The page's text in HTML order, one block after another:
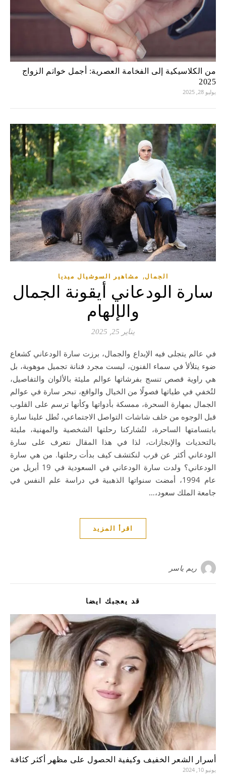
من الكلاسيكية إلى الفخامة العصرية: أجمل خواتم الزواج
2025
يوليو 28, 2025
الجمال, مشاهير السوشيال ميديا
سارة الودعاني أيقونة الجمال
والإلهام
يناير 25, 2025
في عالم يتجلى فيه الإبداع والجمال، برزت سارة الودعاني كشعاع
ضوء يتلألأ في سماء الفنون، ليست مجرد فنانة تجميل موهوبة، بل
هي راوية قصص تنسج بفرشاتها عوالم مليئة بالألوان والتفاصيل،
لتُخفي في طياتها فصولًا من الخيال والواقع، تبحر سارة في عوالم
الجمال بمهارة السحرة، ممسكة بأدواتها وكأنها ترسم على القلوب
قبل الوجوه من خلف شاشات التواصل الاجتماعي، تُطل علينا سارة
بابتسامتها الساحرة، لتُشاركنا رحلتها الشخصية والمهنية، مليئة
بالتحديات والإنجازات، لذا في هذا المقال نتعرف على سارة
الودعاني أكثر عن قرب لنكتشف كيف بدأت رحلتها. من هي سارة
الودعاني؟ ولدت سارة الودعاني في السعودية في 19 أبريل من
عام 1994، أمضت سنواتها الذهبية في دراسة علم النفس في
جامعة الملك سعود،…
اقرأ المزيد
ريم ياسر
قد يعجبك ايضا
أسرار الشعر الخفيف وكيفية الحصول على مظهر أكثر كثافة
يونيو 10, 2024